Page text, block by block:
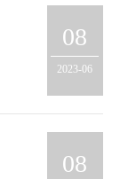
08
2023-06
08